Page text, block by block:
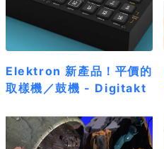
Elektron 新產品！平價的
取樣機／鼓機 - Digitakt